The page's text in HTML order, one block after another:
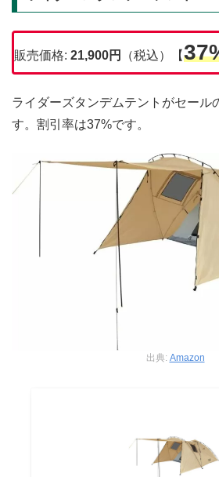
販売価格: 21,900円 （税込）【
ライダーズタンデムテントがセール
す。割引率は37%です。
出典: Amazon